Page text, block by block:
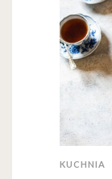
KUCHNIA